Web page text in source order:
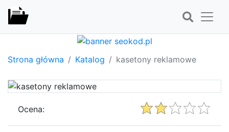
Strona główna Katalog kasetony reklamowe
Ocena: